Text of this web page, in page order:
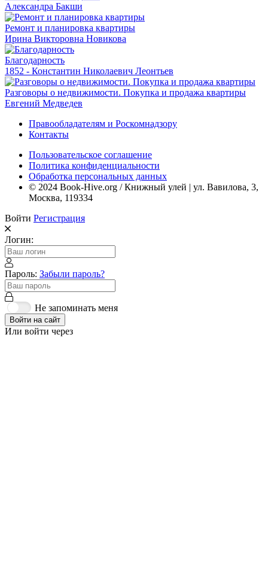
Александра Бакши
Ремонт и планировка квартиры
Ирина Викторовна Новикова
Благодарность
1852 - Константин Николаевич Леонтьев
Разговоры о недвижимости. Покупка и продажа квартиры
Евгений Медведев
Правообладателям и Роскомнадзору
Контакты
Пользовательское соглашение
Политика конфиденциальности
Обработка персональных данных
© 2024 Book-Hive.org / Книжный улей | ул. Вавилова, 3,
Москва, 119334
Войти Регистрация
Логин:
Пароль: Забыли пароль?
Не запоминать меня
Войти на сайт
Или войти через